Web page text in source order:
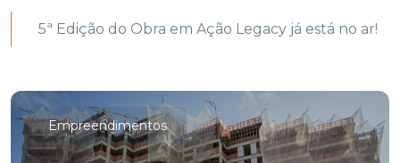
5ª Edição do Obra em Ação Legacy já está no ar!
Empreendimentos